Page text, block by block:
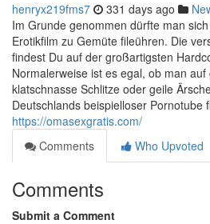
henryx219fms7 331 days ago
Im Grunde genommen dürfte man
Erotikfilm zu Gemüte fileühren. Die
findest Du auf der großartigsten
Normalerweise ist es egal, ob man
klatschnasse Schlitze oder geile
Deutschlands beispielloser Pornotube
https://omasexgratis.com/
Comments
Who Upvoted
Comments
Submit a Comment